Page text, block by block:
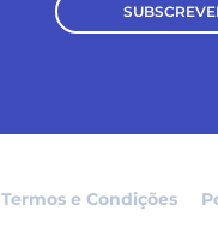
Termos e Condições